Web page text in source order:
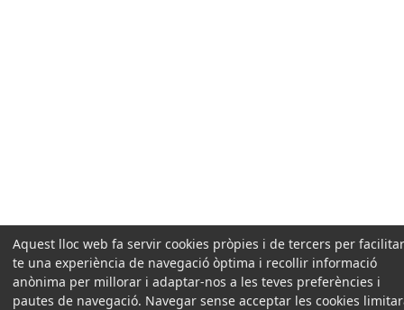
Aquest lloc web fa servir cookies pròpies i de tercers per
te una experiència de navegació òptima i recollir informació
anònima per millorar i adaptar-nos a les teves preferències i
pautes de navegació. Navegar sense acceptar les cookies